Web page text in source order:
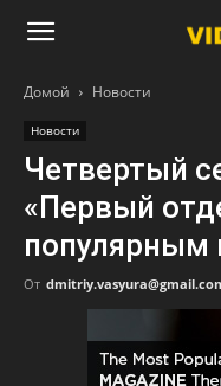
Домой Новости
Новости
Четвертый
«Первый
популярным
От